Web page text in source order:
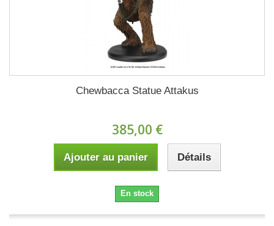
Chewbacca Statue Attakus
385,00 €
Ajouter au panier Détails
En stock